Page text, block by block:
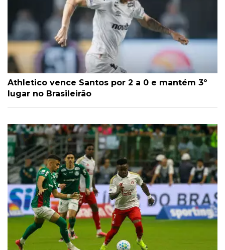
Athletico vence Santos por 2 a 0 e mantém 3º
lugar no Brasileirão